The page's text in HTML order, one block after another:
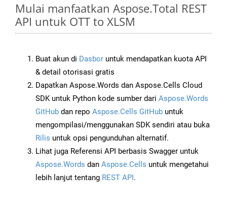
Mulai manfaatkan Aspose.Total REST
API untuk OTT to XLSM
Buat akun di Dasbor untuk mendapatkan kuota API
& detail otorisasi gratis
Dapatkan Aspose.Words dan Aspose.Cells Cloud
SDK untuk Python kode sumber dari Aspose.Words
GitHub dan repo Aspose.Cells GitHub untuk
mengompilasi/menggunakan SDK sendiri atau buka
Rilis untuk opsi pengunduhan alternatif.
Lihat juga Referensi API berbasis Swagger untuk
Aspose.Words dan Aspose.Cells untuk mengetahui
lebih lanjut tentang REST API.